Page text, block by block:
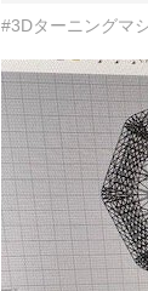
#3Dターニングマ